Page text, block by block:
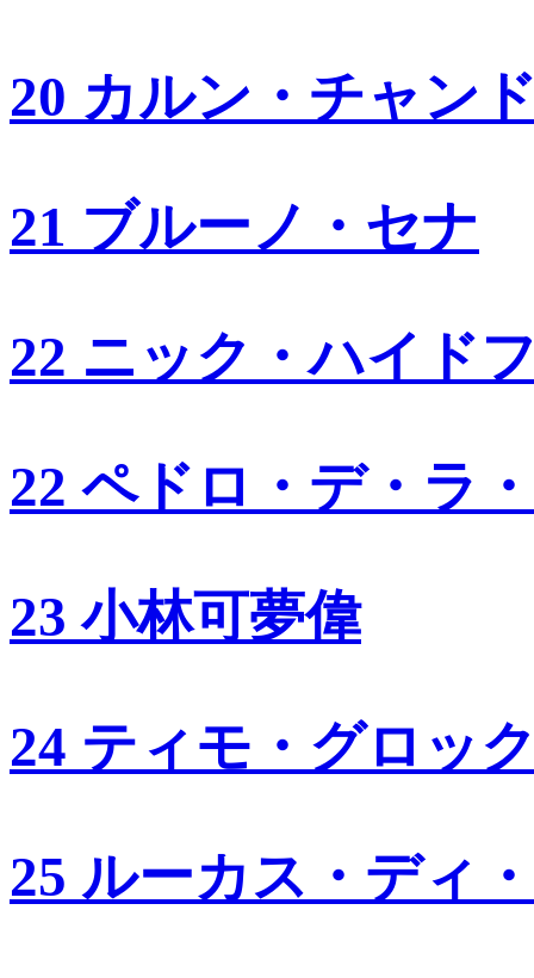
20 カルン・チャン
21 ブルーノ・セナ
22 ニック・ハイド
22 ペドロ・デ・ラ
23 小林可夢偉
24 ティモ・グロッ
25 ルーカス・ディ